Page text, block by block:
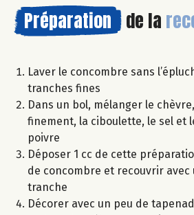
Préparation de la
Laver le concombre sans
tranches fines
Dans un bol, mélanger le
finement, la ciboulette, le sel et
poivre
Déposer 1 cc de cette
de concombre et recouvrir avec
tranche
Décorer avec un peu de